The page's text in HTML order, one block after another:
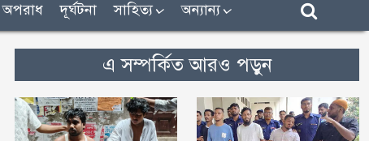
অপরাধ দূর্ঘটনা সাহিত্য অন্যান্য
এ সম্পর্কিত আরও পড়ুন